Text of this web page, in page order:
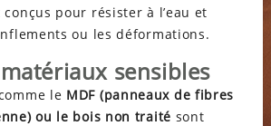
pour résister à l’eau et
ou les déformations.
sensibles
le MDF (panneaux de fibres
ou le bois non traité sont